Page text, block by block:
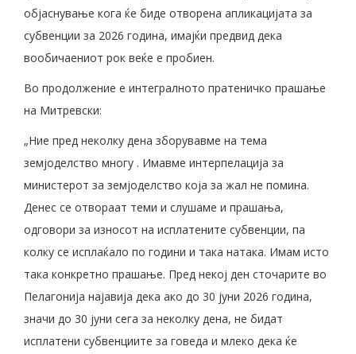
објаснување кога ќе биде отворена апликацијата за
субвенции за 2026 година, имајќи предвид дека
вообичаениот рок веќе е пробиен.
Во продолжение е интегралното пратеничко прашање
на Митревски:
„Ние пред неколку дена зборувавме на тема
земјоделство многу . Имавме интерпелација за
министерот за земјоделство која за жал не помина.
Денес се отвораат теми и слушаме и прашања,
одговори за износот на исплатените субвенции, па
колку се исплаќало по години и така натака. Имам исто
така конкретно прашање. Пред некој ден сточарите во
Пелагонија најавија дека ако до 30 јуни 2026 година,
значи до 30 јуни сега за неколку дена, не бидат
исплатени субвенциите за говеда и млеко дека ќе